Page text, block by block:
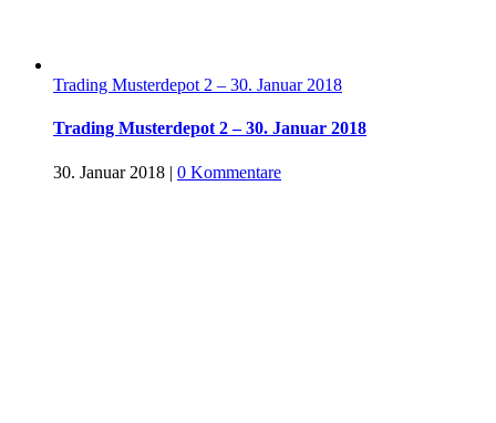
Trading Musterdepot 2 – 30. Januar 2018
Trading Musterdepot 2 – 30. Januar 2018
30. Januar 2018 | 0 Kommentare